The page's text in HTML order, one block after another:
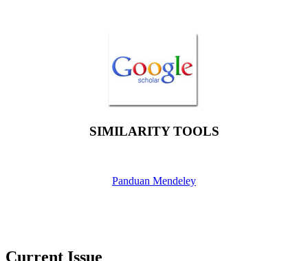
SIMILARITY TOOLS
Panduan Mendeley
Current Issue